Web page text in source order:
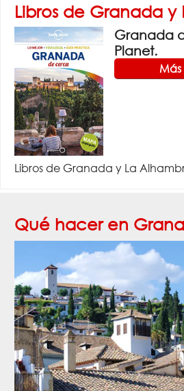
Libros de Granada y
Granada
Planet.
Libros de Granada y La
Qué hacer en